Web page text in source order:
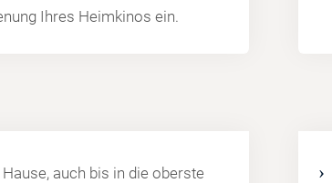
Ihres Heimkinos ein.
auch bis in die oberste